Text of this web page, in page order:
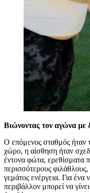
Βιώνοντας τον αγώνα με
Ο επόμενος σταθμός ήταν
χώρο, η αίσθηση ήταν
έντονα φώτα, ερεθίσματα
περισσότερους
γεμάτος ενέργεια. Για ένα
περιβάλλον μπορεί να